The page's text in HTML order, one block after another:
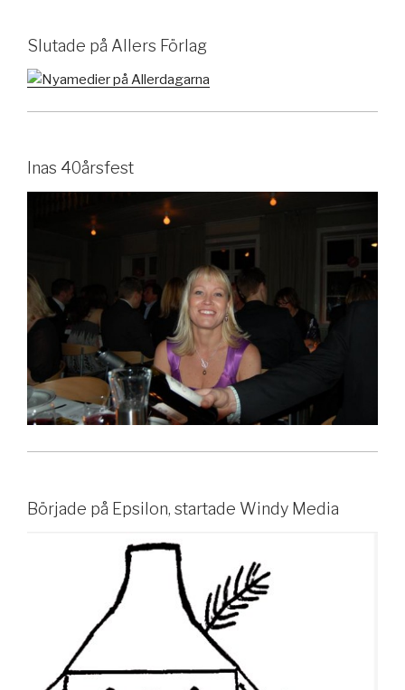
Slutade på Allers Förlag
Inas 40årsfest
Började på Epsilon, startade Windy Media